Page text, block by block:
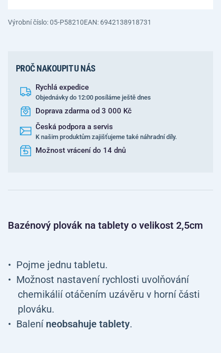
Výrobní číslo: 05-P58210EAN: 6942138918731
PROČ NAKOUPIT U NÁS
Rychlá expedice
Objednávky do 12:00 posíláme ještě dnes
Doprava zdarma od 3 000 Kč
Česká podpora a servis
K našim produktům zajišťujeme také náhradní díly.
Možnost vrácení do 14 dnů
Bazénový plovák na tablety o velikost 2,5cm
Pojme jednu tabletu.
Možnost nastavení rychlosti uvolňování
chemikálií otáčením uzávěru v horní části
plováku.
Baleníneobsahuje tablety.